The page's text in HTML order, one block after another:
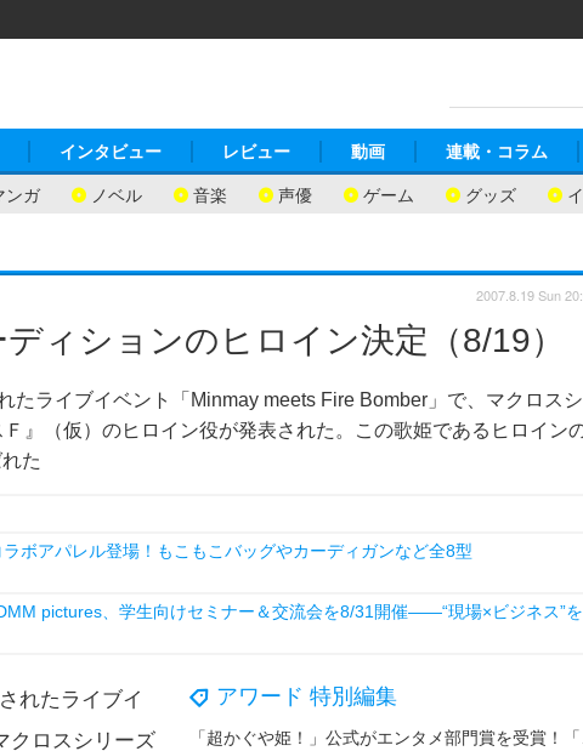
ンガ ノベル 音楽 声優 ゲーム グッズ
インタビュー レビュー 動画 連載・コラム
ィションのヒロイン決定（8/19）
ライブイベント「Minmay meets Fire Bomber」で、マクロスシ
』（仮）のヒロイン役が発表された。この歌姫であるヒロイン
た
2007.8.19 Sun
ボアパレル登場！もこもこバッグやカーディガンなど全8型
pictures、学生向けセミナー＆交流会を8/31開催――“現場×ビジネス”を
アワード 特別編集
れたライブイ
クロスシリーズ